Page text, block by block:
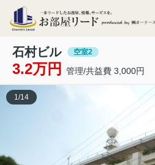
石村ビル 空室2
3.2万円 管理/共益費 3,000円
1 /14